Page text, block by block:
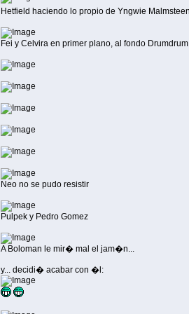
Hetfield haciendo lo propio de Yngwie Malmsteen
Fei y Celvira en primer plano, al fondo
Neo no se pudo resistir
Pulpek y Pedro Gomez
A Boloman le mir� mal el jam�n...
y... decidi� acabar con �l: